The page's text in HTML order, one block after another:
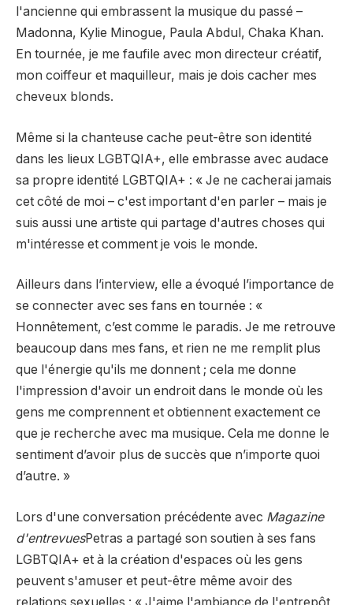
l'ancienne qui embrassent la musique du passé –
Madonna, Kylie Minogue, Paula Abdul, Chaka Khan.
En tournée, je me faufile avec mon directeur créatif,
mon coiffeur et maquilleur, mais je dois cacher mes
cheveux blonds.
Même si la chanteuse cache peut-être son identité
dans les lieux LGBTQIA+, elle embrasse avec audace
sa propre identité LGBTQIA+ : « Je ne cacherai jamais
cet côté de moi – c'est important d'en parler – mais je
suis aussi une artiste qui partage d'autres choses qui
m'intéresse et comment je vois le monde.
Ailleurs dans l’interview, elle a évoqué l’importance de
se connecter avec ses fans en tournée : «
Honnêtement, c’est comme le paradis. Je me retrouve
beaucoup dans mes fans, et rien ne me remplit plus
que l'énergie qu'ils me donnent ; cela me donne
l'impression d'avoir un endroit dans le monde où les
gens me comprennent et obtiennent exactement ce
que je recherche avec ma musique. Cela me donne le
sentiment d’avoir plus de succès que n’importe quoi
d’autre. »
Lors d'une conversation précédente avec Magazine
d'entrevuesPetras a partagé son soutien à ses fans
LGBTQIA+ et à la création d'espaces où les gens
peuvent s'amuser et peut-être même avoir des